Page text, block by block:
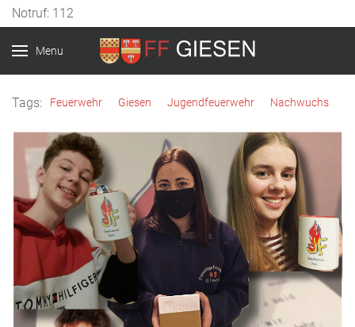
Notruf: 112
Menu
Tags: Feuerwehr Giesen Jugendfeuerwehr Nachwuchs